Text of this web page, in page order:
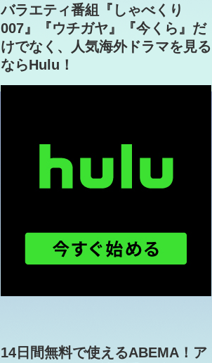
バラエティ番組『しゃべくり
007』『ウチガヤ』『今くら』だ
けでなく、人気海外ドラマを見る
ならHulu！
14日間無料で使えるABEMA！ア